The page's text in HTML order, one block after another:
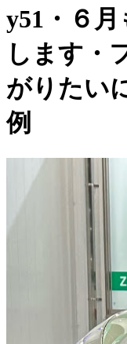
y51・６
します・
がりたい
例